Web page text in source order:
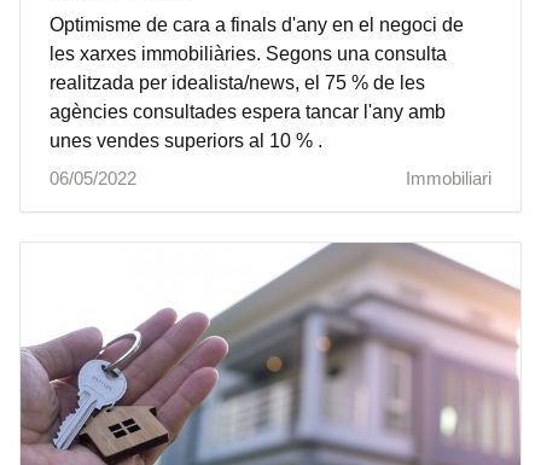
Optimisme de cara a finals d'any en el negoci de
les xarxes immobiliàries. Segons una consulta
realitzada per idealista/news, el 75 % de les
agències consultades espera tancar l'any amb
unes vendes superiors al 10 % .
06/05/2022
Immobiliari